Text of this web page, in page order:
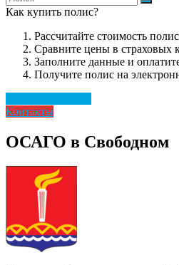
Как купить полис?
Рассчитайте стоимость
Сравните цены в страховых
Заполните данные и
Получите полис на
Контакты
ОСАГО в Свободном